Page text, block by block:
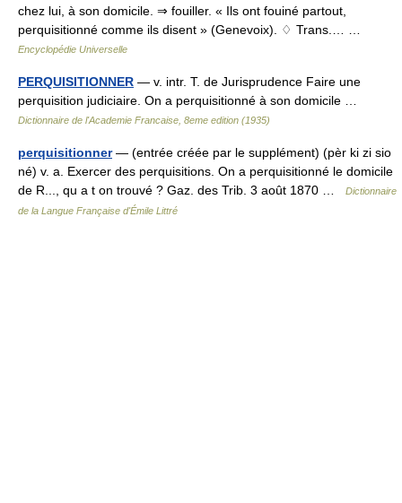
chez lui, à son domicile. ⇒ fouiller. « Ils ont fouiné partout,
perquisitionné comme ils disent » (Genevoix). ♢ Trans.… …
Encyclopédie Universelle
PERQUISITIONNER — v. intr. T. de Jurisprudence Faire une
perquisition judiciaire. On a perquisitionné à son domicile …
Dictionnaire de l'Academie Francaise, 8eme edition (1935)
perquisitionner— (entrée créée par le supplément) (pèr ki zi sio
né) v. a. Exercer des perquisitions. On a perquisitionné le domicile
de R..., qu a t on trouvé ? Gaz. des Trib. 3 août 1870 …
Dictionnaire
de la Langue Française d'Émile Littré